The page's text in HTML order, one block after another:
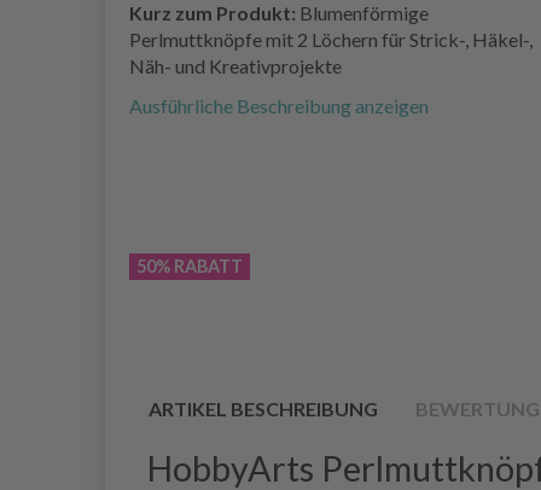
Kurz zum Produkt: Blumenförmige
Perlmuttknöpfe mit 2 Löchern für Strick-, Häkel-,
Näh- und Kreativprojekte
Ausführliche Beschreibung anzeigen
50% RABATT
ARTIKEL BESCHREIBUNG
HobbyArts